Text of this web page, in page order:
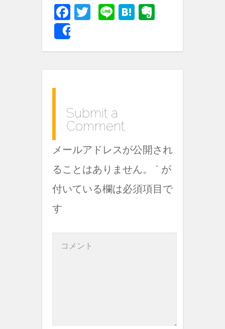
Fa
k
T
Li
H
Submit a
Comment
メールアドレスが公開され
ることはありません。
* が
付いている欄は必須項目で
す